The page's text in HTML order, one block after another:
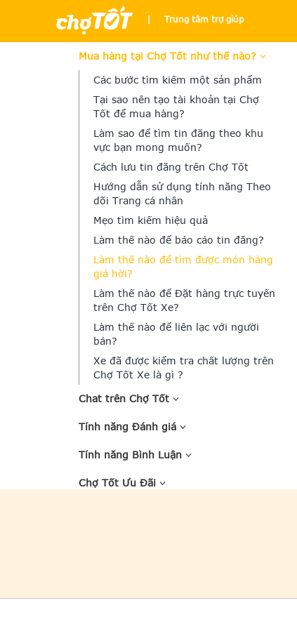
Trung tâm trợ giúp
Mua hàng tại Chợ Tốt như thế nào?
Các bước tìm kiếm một sản phẩm
Tại sao nên tạo tài khoản tại Chợ
Tốt để mua hàng?
Làm sao để tìm tin đăng theo khu
vực bạn mong muốn?
Cách lưu tin đăng trên Chợ Tốt
Hướng dẫn sử dụng tính năng Theo
dõi Trang cá nhân
Mẹo tìm kiếm hiệu quả
Làm thế nào để báo cáo tin đăng?
Làm thế nào để tìm được món hàng
giá hời?
Làm thế nào để Đặt hàng trực tuyến
trên Chợ Tốt Xe?
Làm thế nào để liên lạc với người
bán?
Xe đã được kiểm tra chất lượng trên
Chợ Tốt Xe là gì ?
Chat trên Chợ Tốt
Tính năng Đánh giá
Tính năng Bình Luận
Chợ Tốt Ưu Đãi